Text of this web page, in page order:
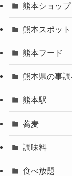
熊本ショップ
熊本スポット
熊本フード
熊本県の事調
熊本駅
蕎麦
調味料
食べ放題